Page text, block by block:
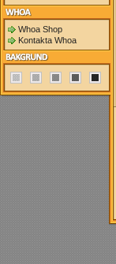
Whoa Shop
Kontakta Whoa